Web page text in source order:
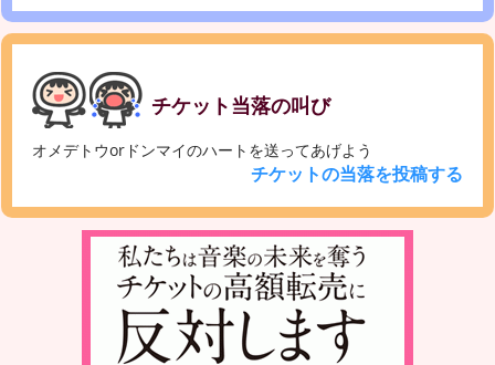
チケット当落の叫び
オメデトウorドンマイのハートを送ってあげよう
チケットの当落を投稿する